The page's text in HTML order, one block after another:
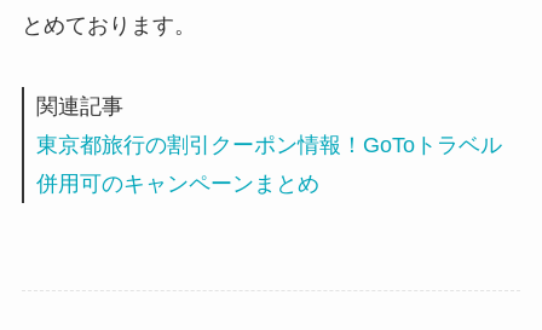
とめております。
関連記事
東京都旅行の割引クーポン情報！GoToトラベル
併用可のキャンペーンまとめ